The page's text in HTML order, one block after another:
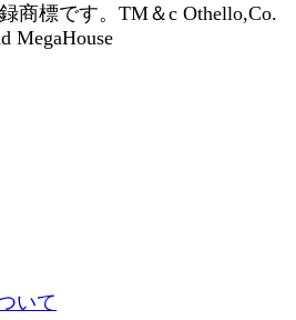
商標です。TM＆c Othello,Co.
MegaHouse
いて